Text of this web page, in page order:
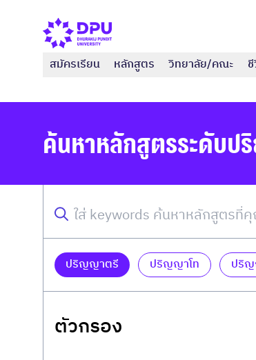
สมัครเรียน หลักสูตร วิทยาลัย/คณะ
ค้นหาหลักสูตรระดับ
ปริญญาตรี ปริญญาโท ปริ
ตัวกรอง